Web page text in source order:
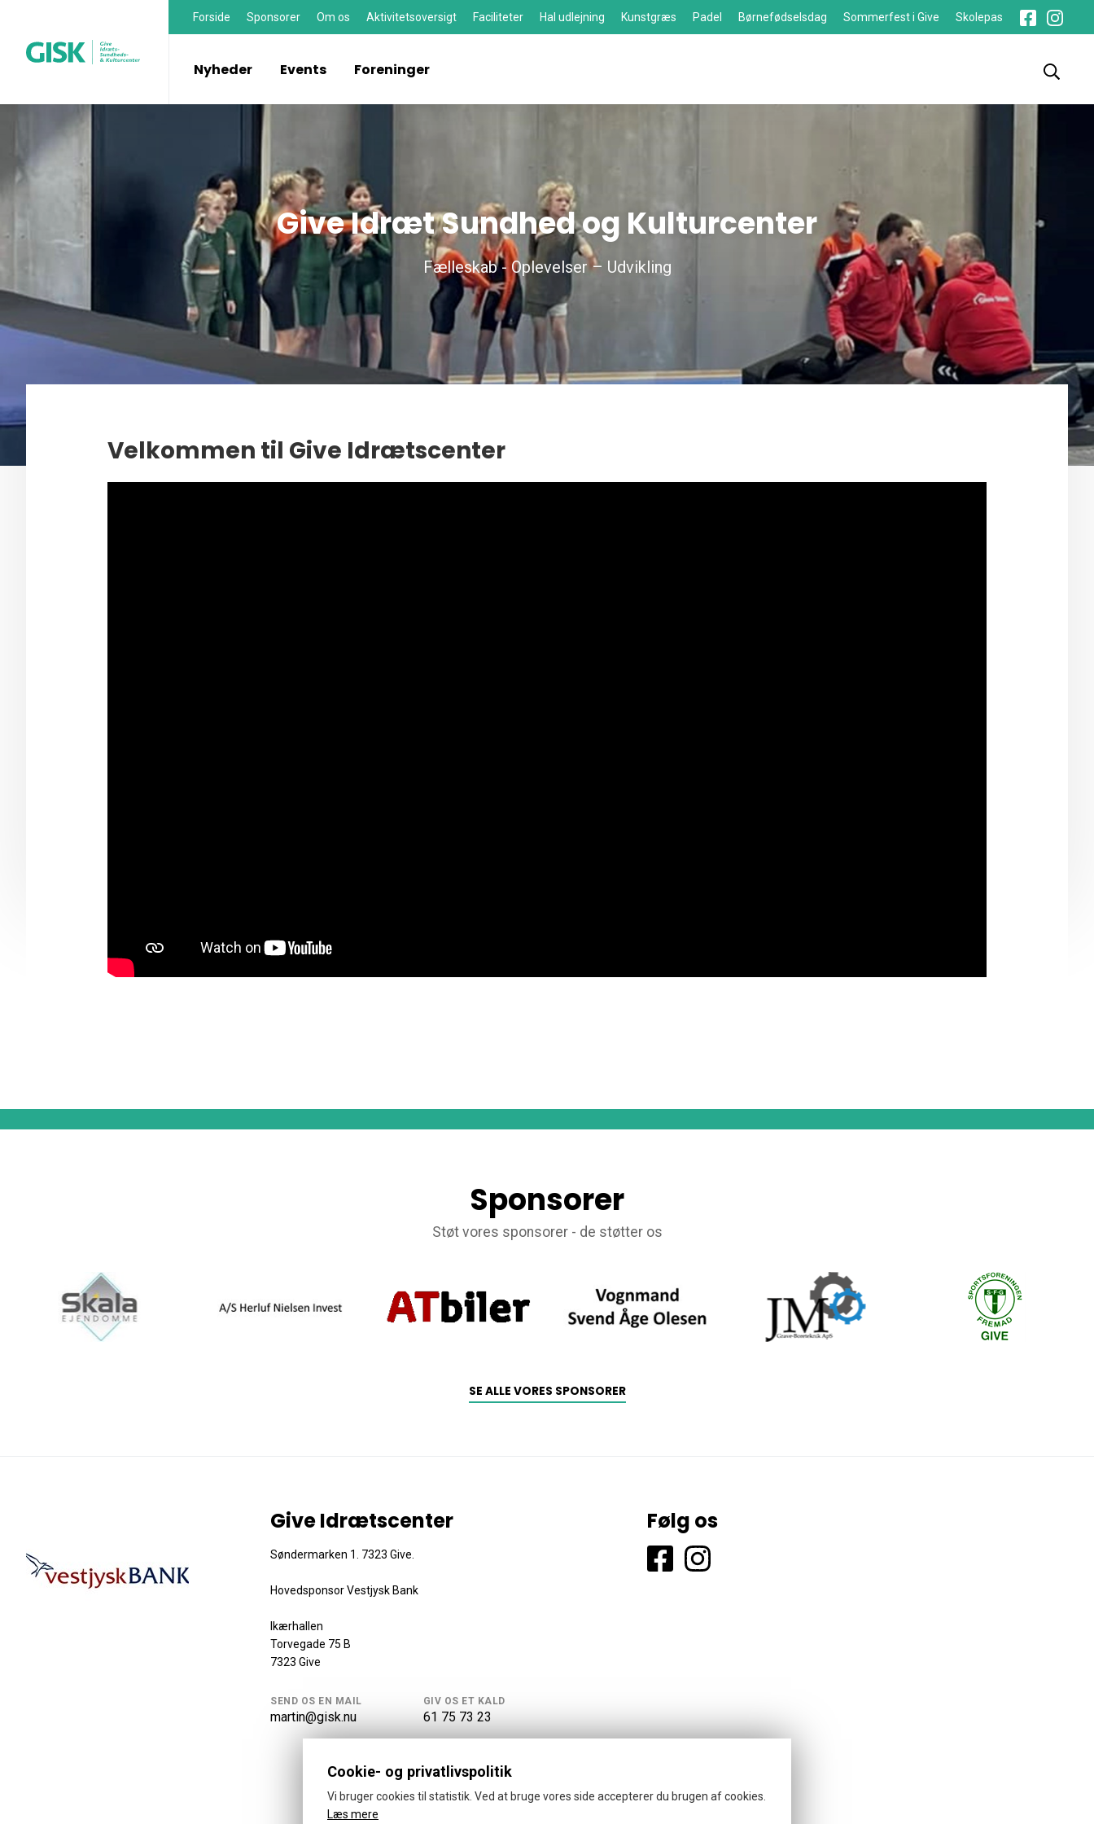
Forside Sponsorer Om os Aktivitetsoversigt Faciliteter Hal udlejning Kunstgræs Padel Børnefødselsdag Sommerfest i Give Skolepas
Nyheder Events Foreninger
Give Idræt Sundhed og Kulturcenter
Fælleskab - Oplevelser – Udvikling
Velkommen til Give Idrætscenter
Sponsorer
Støt vores sponsorer - de støtter os
SE ALLE VORES SPONSORER
Give Idrætscenter
Søndermarken 1. 7323 Give.
Hovedsponsor Vestjysk Bank
Ikærhallen
Torvegade 75 B
7323 Give
SEND OS EN MAIL
martin@gisk.nu
GIV OS ET KALD
61 75 73 23
Følg os
Cookie- og privatlivspolitik
Vi bruger cookies til statistik. Ved at bruge vores side accepterer du brugen af cookies.
Læs mere